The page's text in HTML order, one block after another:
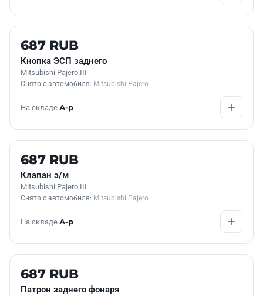
Б/У В НАЛИЧИИ
687 RUB
Кнопка ЭСП заднего
Mitsubishi Pajero III
Снято с автомобиля: Mitsubishi Pajero
На складе А-р
Б/У В НАЛИЧИИ
687 RUB
Клапан э/м
Mitsubishi Pajero III
Снято с автомобиля: Mitsubishi Pajero
На складе А-р
Б/У В НАЛИЧИИ
687 RUB
Патрон заднего фонаря